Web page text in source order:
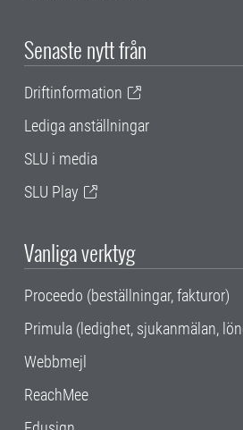
Senaste nytt från
Driftinformation
Lediga anställningar
SLU i media
SLU Play
Vanliga verktyg
Proceedo (beställningar, fakturor)
Primula (ledighet, sjukanmälan,
Webbmejl
ReachMee